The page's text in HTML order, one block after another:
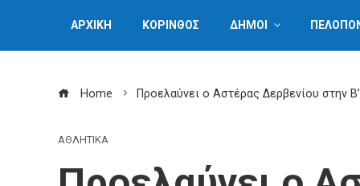
ΑΡΧΙΚΗ ΚΟΡΙΝΘΟΣ ΔΗΜΟΙ
Home Προελαύνει ο Αστέρας Δερβενίου στην
ΑΘΛΗΤΙΚΑ